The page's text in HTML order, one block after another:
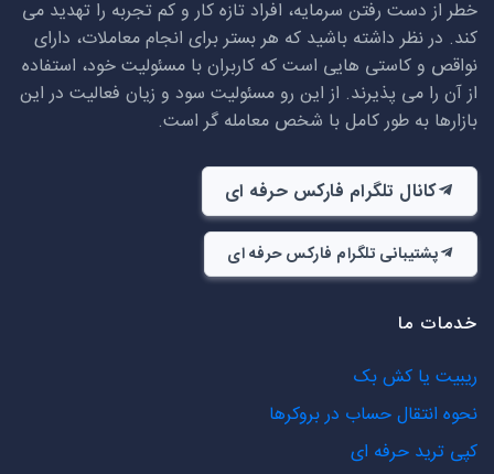
خطر از دست رفتن سرمایه، افراد تازه کار و کم تجربه را تهدید می
کند. در نظر داشته باشید که هر بستر برای انجام معاملات، دارای
نواقص و کاستی هایی است که کاربران با مسئولیت خود، استفاده
از آن را می پذیرند. از این رو مسئولیت سود و زیان فعالیت در این
بازارها به طور کامل با شخص معامله گر است.
کانال تلگرام فارکس حرفه ای
پشتیبانی تلگرام فارکس حرفه ای
خدمات ما
ریبیت یا کش بک
نحوه انتقال حساب در بروکرها
کپی ترید حرفه ای